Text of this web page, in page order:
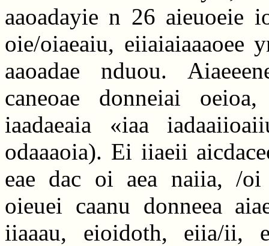
aaoadayie n 26 aieuoeie
oie/oiaeaiu, eiiaiaiaaaoee
aaoadae nduou.
caneoae donneiai
iaadaeaia «iaa
odaaaoia). Ei iiaeii
eae dac oi aea naiia, /oi
oieuei caanu donneea
iiaaau, eioidoth, eiia/ii,